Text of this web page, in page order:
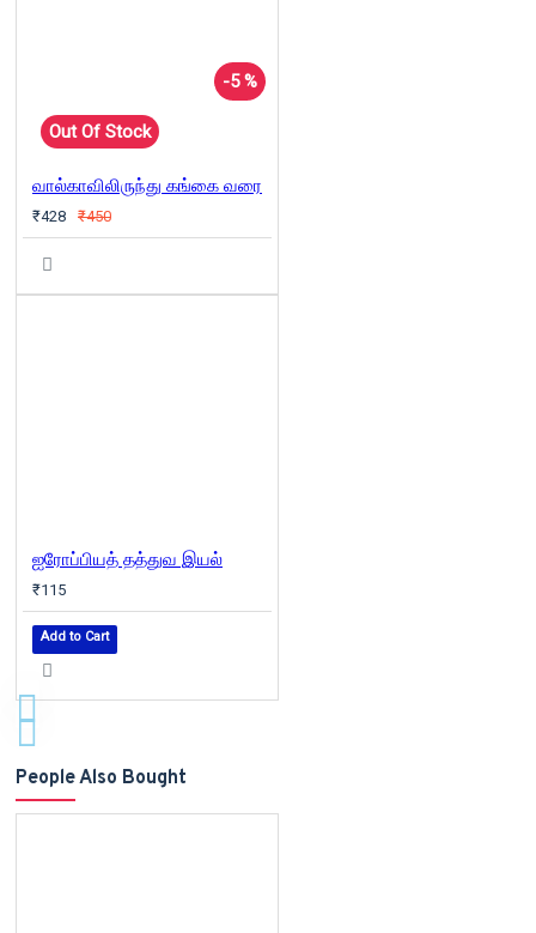
-5 %
Out Of Stock
வால்காவிலிருந்து கங்கை வரை
₹428 ₹450
ஐரோப்பியத் தத்துவ இயல்
₹115
Add to Cart
People Also Bought